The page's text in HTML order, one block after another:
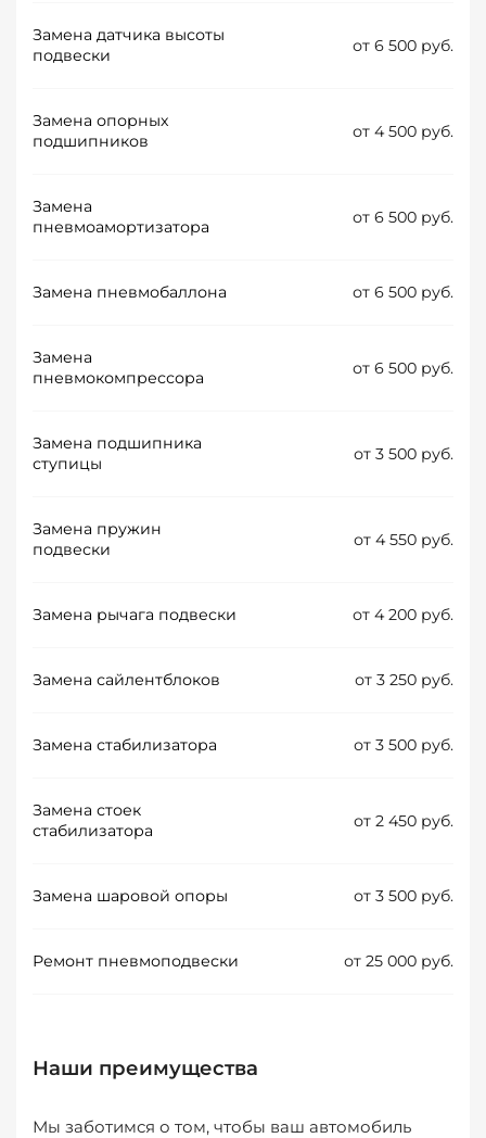
Замена датчика высоты
подвески
от 6 500 руб.
Замена опорных
подшипников
от 4 500 руб.
Замена
пневмоамортизатора
от 6 500 руб.
Замена пневмобаллона от 6 500 руб.
Замена
пневмокомпрессора
от 6 500 руб.
Замена подшипника
ступицы
от 3 500 руб.
Замена пружин
подвески
от 4 550 руб.
Замена рычага подвески от 4 200 руб.
Замена сайлентблоков от 3 250 руб.
Замена стабилизатора от 3 500 руб.
Замена стоек
стабилизатора
от 2 450 руб.
Замена шаровой опоры от 3 500 руб.
Ремонт пневмоподвески от 25 000 руб.
Наши преимущества
Мы заботимся о том, чтобы ваш автомобиль